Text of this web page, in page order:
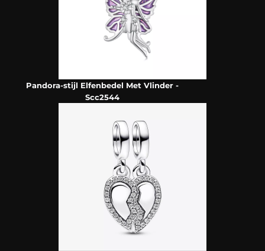
Pandora-stijl Elfenbedel Met Vlinder -
Scc2544